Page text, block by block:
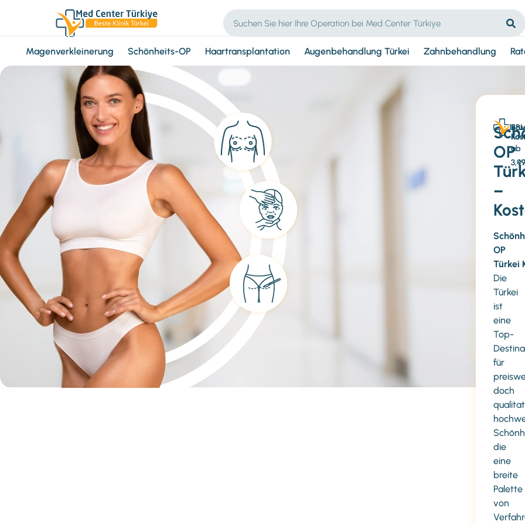
Magenverkleinerung Schönheits-OP Haartransplantation Augenbehandlung Türkei Zahnbehandlung
OP
–
OP
Türkei
Die
Türkei
ist
eine
Top-
für
doch
die
eine
breite
Palette
von
ab
BBL
ab